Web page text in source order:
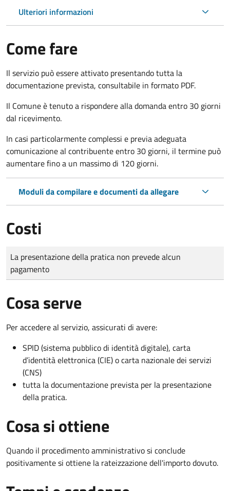
Ulteriori informazioni
Come fare
Il servizio può essere attivato presentando tutta la
documentazione prevista, consultabile in formato PDF.
Il Comune è tenuto a rispondere alla domanda entro 30 giorni
dal ricevimento.
In casi particolarmente complessi e previa adeguata
comunicazione al contribuente entro 30 giorni, il termine può
aumentare fino a un massimo di 120 giorni.
Moduli da compilare e documenti da allegare
Costi
Tipo di pagamento
Importo
La presentazione della pratica non prevede alcun
pagamento
Cosa serve
Per accedere al servizio, assicurati di avere:
SPID (sistema pubblico di identità digitale), carta
d’identità elettronica (CIE) o carta nazionale dei servizi
(CNS)
tutta la documentazione prevista per la presentazione
della pratica.
Cosa si ottiene
Quando il procedimento amministrativo si conclude
positivamente si ottiene la rateizzazione dell'importo dovuto.